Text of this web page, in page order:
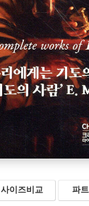
사이즈비교 파